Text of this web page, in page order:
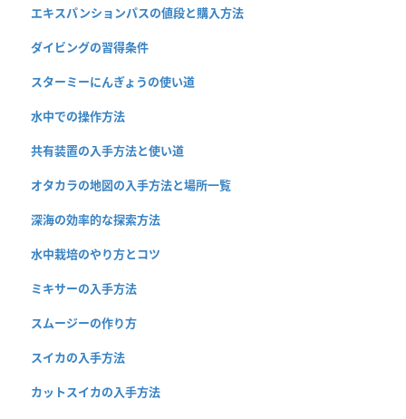
エキスパンションパスの値段と購入方法
ダイビングの習得条件
スターミーにんぎょうの使い道
水中での操作方法
共有装置の入手方法と使い道
オタカラの地図の入手方法と場所一覧
深海の効率的な探索方法
水中栽培のやり方とコツ
ミキサーの入手方法
スムージーの作り方
スイカの入手方法
カットスイカの入手方法